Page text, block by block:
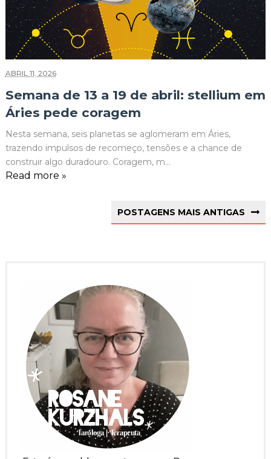
ABRIL 11, 2026
Semana de 13 a 19 de abril: stellium em
Áries pede coragem
Nesta semana, seis planetas se aglomeram em Áries,
trazendo impulsos de recomeço, tensões e a chance de
construir algo duradouro. Coragem, m...
Read more »
POSTAGENS MAIS ANTIGAS